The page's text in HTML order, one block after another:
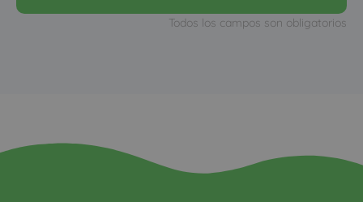
Todos los campos son obligatorios